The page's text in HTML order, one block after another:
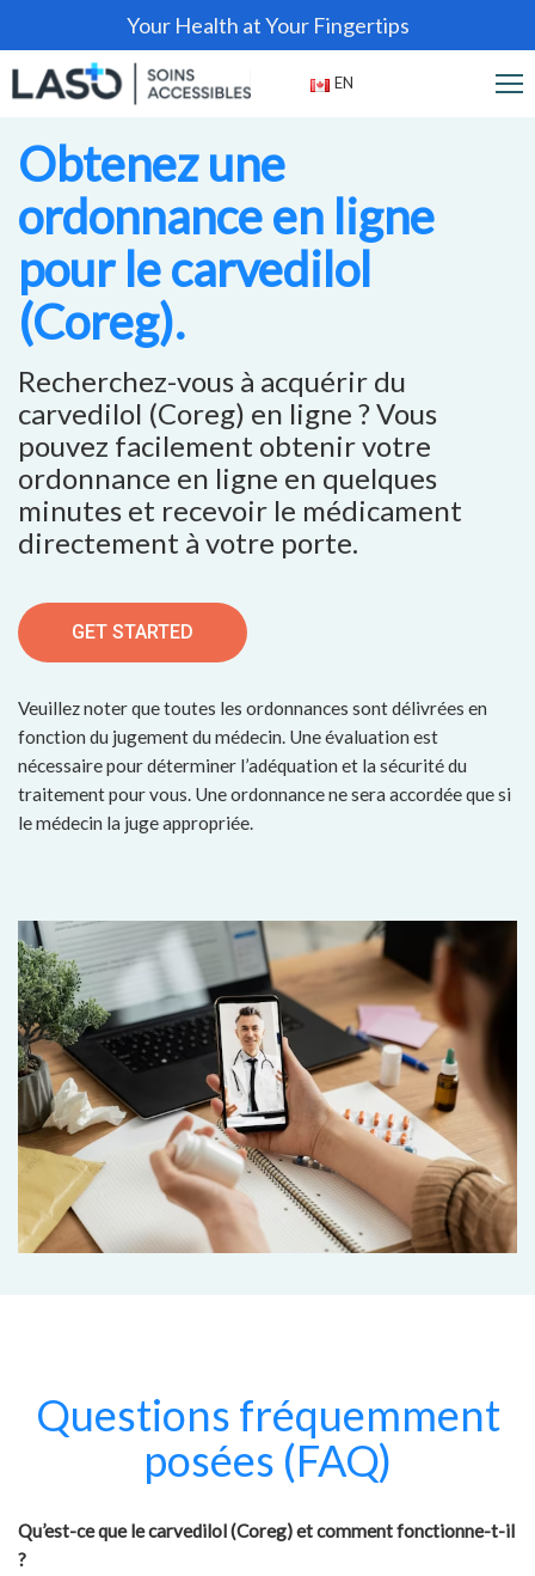
Your Health at Your Fingertips
EN
Obtenez une
ordonnance en ligne
pour le carvedilol
(Coreg).
Recherchez-vous à acquérir du
carvedilol (Coreg) en ligne ? Vous
pouvez facilement obtenir votre
ordonnance en ligne en quelques
minutes et recevoir le médicament
directement à votre porte.
GET STARTED
Veuillez noter que toutes les ordonnances sont délivrées en
fonction du jugement du médecin. Une évaluation est
nécessaire pour déterminer l’adéquation et la sécurité du
traitement pour vous. Une ordonnance ne sera accordée que si
le médecin la juge appropriée.
Questions fréquemment
posées (FAQ)
Qu’est-ce que le carvedilol (Coreg) et comment fonctionne-t-il
?